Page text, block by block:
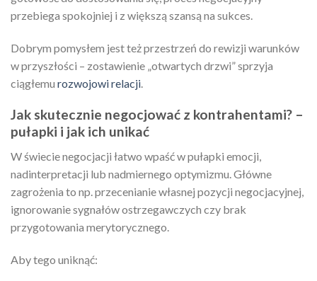
przebiega spokojniej i z większą szansą na sukces.
Dobrym pomysłem jest też przestrzeń do rewizji warunków
w przyszłości – zostawienie „otwartych drzwi” sprzyja
ciągłemu rozwojowi relacji
Jak skutecznie negocjować z kontrahentami? –
pułapki i jak ich unikać
W świecie negocjacji łatwo wpaść w pułapki emocji,
nadinterpretacji lub nadmiernego optymizmu. Główne
zagrożenia to np. przecenianie własnej pozycji negocjacyjnej,
ignorowanie sygnałów ostrzegawczych czy brak
przygotowania merytorycznego.
Aby tego uniknąć: